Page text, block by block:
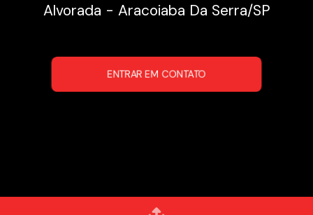
Alvorada - Aracoiaba Da Serra/SP
ENTRAR EM CONTATO